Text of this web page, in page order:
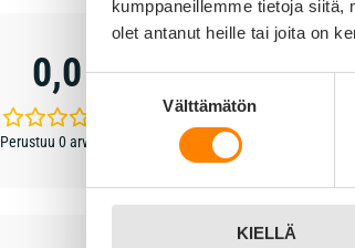
kumppaneillemme tietoja siitä,
olet antanut heille tai joita on
valinta
Välttämätön
KIELLÄ
0,0
Perustuu 0 arvioon
5 tähteä
4 tähteä